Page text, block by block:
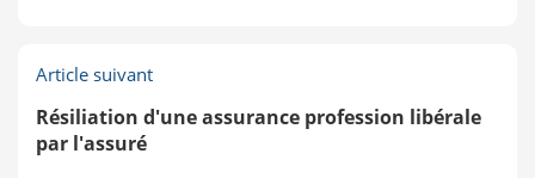
Article suivant
Résiliation d'une assurance profession libérale
par l'assuré